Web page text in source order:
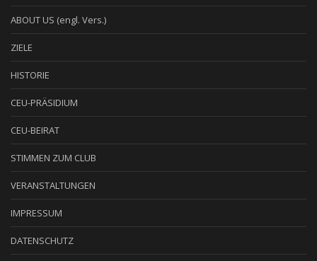
ABOUT US (engl. Vers.)
ZIELE
HISTORIE
CEU-PRÄSIDIUM
CEU-BEIRAT
STIMMEN ZUM CLUB
VERANSTALTUNGEN
IMPRESSUM
DATENSCHUTZ